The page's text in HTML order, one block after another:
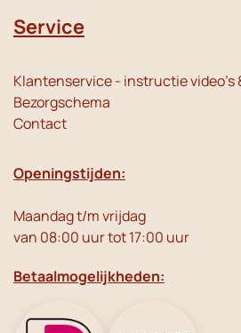
Service
Klantenservice - instructie video's
Bezorgschema
Contact
Openingstijden:
Maandag t/m vrijdag
van 08:00 uur tot 17:00 uur
Betaalmogelijkheden: